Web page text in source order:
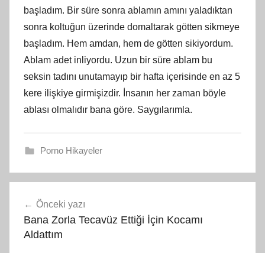
başladım. Bir süre sonra ablamın amını yaladıktan
sonra koltuğun üzerinde domaltarak götten sikmeye
başladım. Hem amdan, hem de götten sikiyordum.
Ablam adet inliyordu. Uzun bir süre ablam bu
seksin tadını unutamayıp bir hafta içerisinde en az 5
kere ilişkiye girmişizdir. İnsanın her zaman böyle
ablası olmalıdır bana göre. Saygılarımla.
Porno Hikayeler
gezinmesi
Önceki yazı
Bana Zorla Tecavüz Ettiği İçin Kocamı
Aldattım